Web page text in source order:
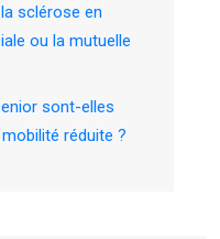
sclérose en
ou la mutuelle
sont-elles
réduite ?